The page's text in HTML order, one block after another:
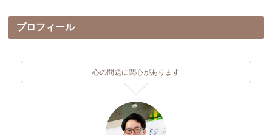
プロフィール
心の問題に関心があります